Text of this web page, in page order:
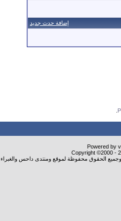
إضافة حدث جديد
Powered by
Copyright ©2000 -
الحقوق محفوظة لموقع ومنتدى داحس